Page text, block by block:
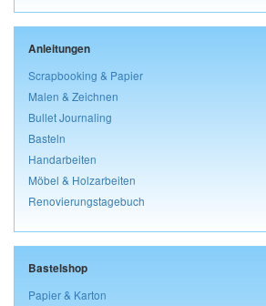
Anleitungen
Scrapbooking & Papier
Malen & Zeichnen
Bullet Journaling
Basteln
Handarbeiten
Möbel & Holzarbeiten
Renovierungstagebuch
Bastelshop
Papier & Karton